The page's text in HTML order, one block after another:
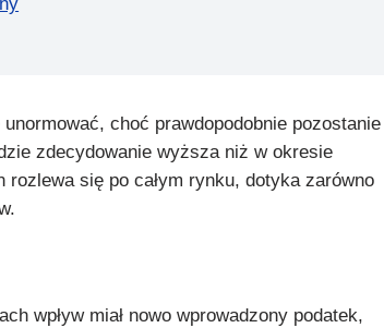
choć prawdopodobnie pozostanie
zdecydowanie wyższa niż w okresie
się po całym rynku, dotyka zarówno
wpływ miał nowo wprowadzony podatek,